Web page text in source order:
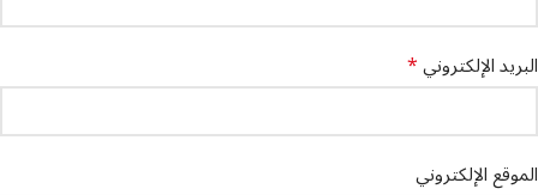
البريد الإلكتروني*
الموقع الإلكتروني